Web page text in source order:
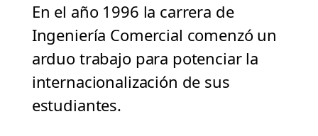
En el año 1996 la carrera de
Ingeniería Comercial comenzó un
arduo trabajo para potenciar la
internacionalización de sus
estudiantes.